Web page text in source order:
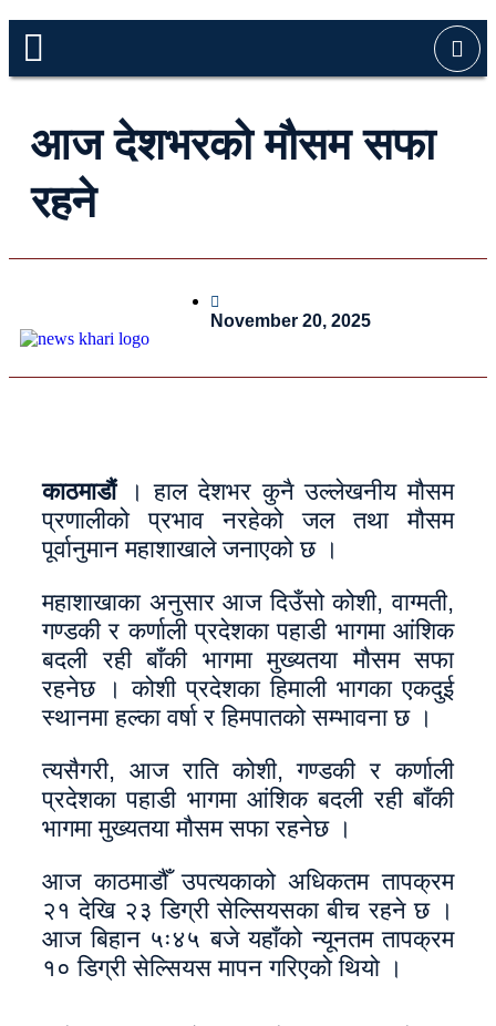
आज देशभरको मौसम सफा
रहने
November 20, 2025
काठमाडौं। हाल देशभर कुनै उल्लेखनीय मौसम
प्रणालीको प्रभाव नरहेको जल तथा मौसम
पूर्वानुमान महाशाखाले जनाएको छ ।
महाशाखाका अनुसार आज दिउँसो कोशी, वाग्मती,
गण्डकी र कर्णाली प्रदेशका पहाडी भागमा आंशिक
बदली रही बाँकी भागमा मुख्यतया मौसम सफा
रहनेछ । कोशी प्रदेशका हिमाली भागका एकदुई
स्थानमा हल्का वर्षा र हिमपातको सम्भावना छ ।
त्यसैगरी, आज राति कोशी, गण्डकी र कर्णाली
प्रदेशका पहाडी भागमा आंशिक बदली रही बाँकी
भागमा मुख्यतया मौसम सफा रहनेछ ।
आज काठमाडौँ उपत्यकाको अधिकतम तापक्रम
२१ देखि २३ डिग्री सेल्सियसका बीच रहने छ ।
आज बिहान ५ः४५ बजे यहाँको न्यूनतम तापक्रम
१० डिग्री सेल्सियस मापन गरिएको थियो ।